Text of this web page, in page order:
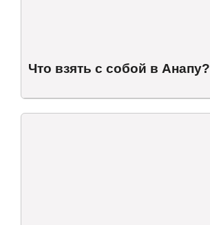
Что взять с собой в Анапу?